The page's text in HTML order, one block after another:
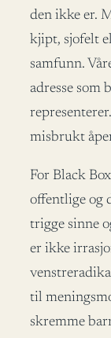
den ikke er.
kjipt, sjofelt
samfunn.
adresse som
misbrukt
For Black
offentlige og
trigge sinne
er ikke
til
skremme